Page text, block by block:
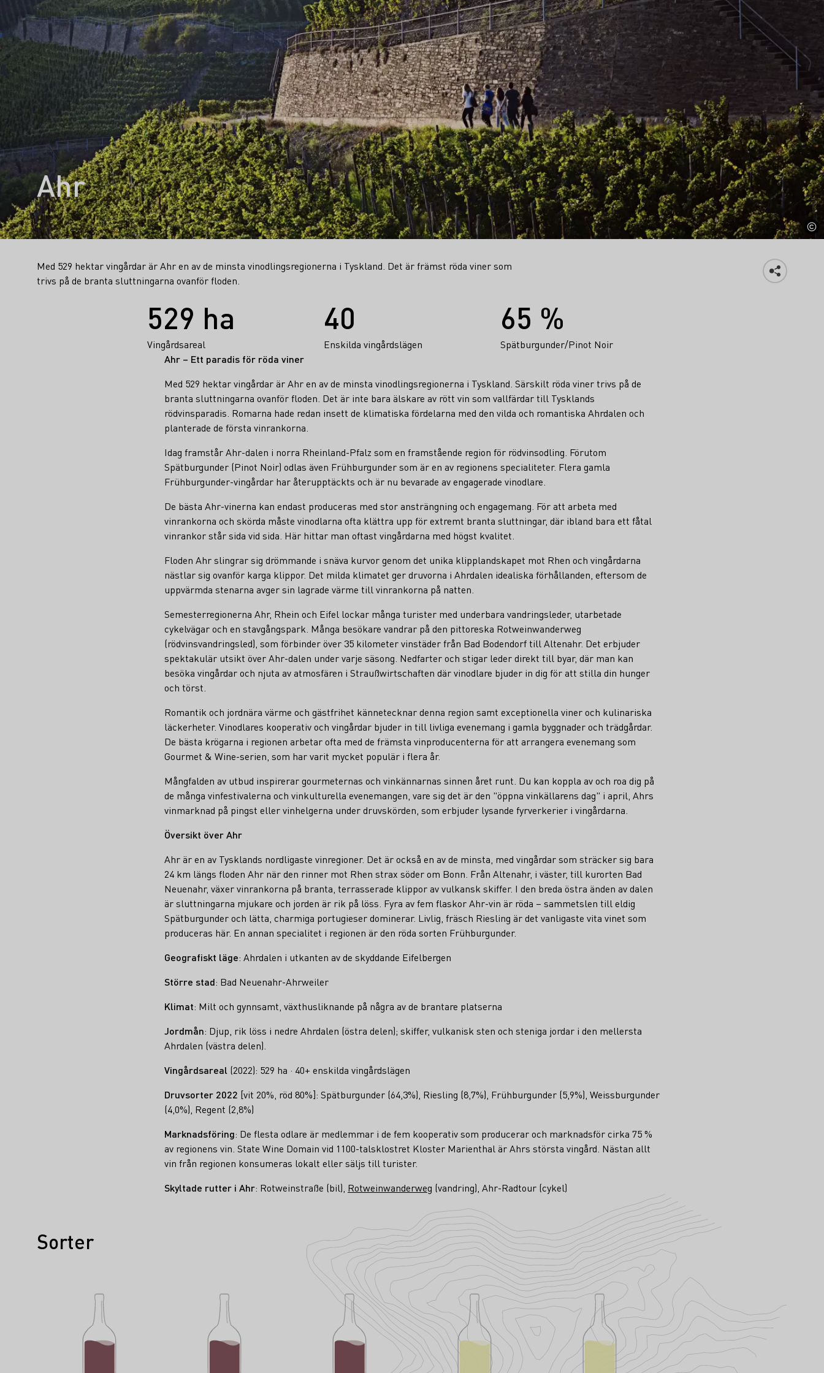
Ahr
Med 529 hektar vingårdar är Ahr en av de minsta vinodlingsregionerna i Tyskland. Det är främst röda viner som
trivs på de branta sluttningarna ovanför floden.
529 ha
Vingårdsareal
40
Enskilda vingårdslägen
65 %
Spätburgunder/Pinot Noir
Ahr – Ett paradis för röda viner
Med 529 hektar vingårdar är Ahr en av de minsta vinodlingsregionerna i Tyskland. Särskilt röda viner trivs på de
branta sluttningarna ovanför floden. Det är inte bara älskare av rött vin som vallfärdar till Tysklands
rödvinsparadis. Romarna hade redan insett de klimatiska fördelarna med den vilda och romantiska Ahrdalen och
planterade de första vinrankorna.
Idag framstår Ahr-dalen i norra Rheinland-Pfalz som en framstående region för rödvinsodling. Förutom
Spätburgunder (Pinot Noir) odlas även Frühburgunder som är en av regionens specialiteter. Flera gamla
Frühburgunder-vingårdar har återupptäckts och är nu bevarade av engagerade vinodlare.
De bästa Ahr-vinerna kan endast produceras med stor ansträngning och engagemang. För att arbeta med
vinrankorna och skörda måste vinodlarna ofta klättra upp för extremt branta sluttningar, där ibland bara ett fåtal
vinrankor står sida vid sida. Här hittar man oftast vingårdarna med högst kvalitet.
Floden Ahr slingrar sig drömmande i snäva kurvor genom det unika klipplandskapet mot Rhen och vingårdarna
nästlar sig ovanför karga klippor. Det milda klimatet ger druvorna i Ahrdalen idealiska förhållanden, eftersom de
uppvärmda stenarna avger sin lagrade värme till vinrankorna på natten.
Semesterregionerna Ahr, Rhein och Eifel lockar många turister med underbara vandringsleder, utarbetade
cykelvägar och en stavgångspark. Många besökare vandrar på den pittoreska Rotweinwanderweg
(rödvinsvandringsled), som förbinder över 35 kilometer vinstäder från Bad Bodendorf till Altenahr. Det erbjuder
spektakulär utsikt över Ahr-dalen under varje säsong. Nedfarter och stigar leder direkt till byar, där man kan
besöka vingårdar och njuta av atmosfären i Straußwirtschaften där vinodlare bjuder in dig för att stilla din hunger
och törst.
Romantik och jordnära värme och gästfrihet kännetecknar denna region samt exceptionella viner och kulinariska
läckerheter. Vinodlares kooperativ och vingårdar bjuder in till livliga evenemang i gamla byggnader och trädgårdar.
De bästa krögarna i regionen arbetar ofta med de främsta vinproducenterna för att arrangera evenemang som
Gourmet & Wine-serien, som har varit mycket populär i flera år.
Mångfalden av utbud inspirerar gourmeternas och vinkännarnas sinnen året runt. Du kan koppla av och roa dig på
de många vinfestivalerna och vinkulturella evenemangen, vare sig det är den "öppna vinkällarens dag" i april, Ahrs
vinmarknad på pingst eller vinhelgerna under druvskörden, som erbjuder lysande fyrverkerier i vingårdarna.
Översikt över Ahr
Ahr är en av Tysklands nordligaste vinregioner. Det är också en av de minsta, med vingårdar som sträcker sig bara
24 km längs floden Ahr när den rinner mot Rhen strax söder om Bonn. Från Altenahr, i väster, till kurorten Bad
Neuenahr, växer vinrankorna på branta, terrasserade klippor av vulkansk skiffer. I den breda östra änden av dalen
är sluttningarna mjukare och jorden är rik på löss. Fyra av fem flaskor Ahr-vin är röda – sammetslen till eldig
Spätburgunder och lätta, charmiga portugieser dominerar. Livlig, fräsch Riesling är det vanligaste vita vinet som
produceras här. En annan specialitet i regionen är den röda sorten Frühburgunder.
Geografiskt läge: Ahrdalen i utkanten av de skyddande Eifelbergen
Större stad: Bad Neuenahr-Ahrweiler
Klimat: Milt och gynnsamt, växthusliknande på några av de brantare platserna
Jordmån: Djup, rik löss i nedre Ahrdalen (östra delen); skiffer, vulkanisk sten och steniga jordar i den mellersta
Ahrdalen (västra delen).
Vingårdsareal (2022): 529 ha · 40+ enskilda vingårdslägen
Druvsorter 2022 [vit 20%, röd 80%]: Spätburgunder (64,3%), Riesling (8,7%), Frühburgunder (5,9%), Weissburgunder
(4,0%), Regent (2,8%)
Marknadsföring: De flesta odlare är medlemmar i de fem kooperativ som producerar och marknadsför cirka 75 %
av regionens vin. State Wine Domain vid 1100-talsklostret Kloster Marienthal är Ahrs största vingård. Nästan allt
vin från regionen konsumeras lokalt eller säljs till turister.
Skyltade rutter i Ahr: Rotweinstraße (bil), Rotweinwanderweg (vandring), Ahr-Radtour (cykel)
Sorter